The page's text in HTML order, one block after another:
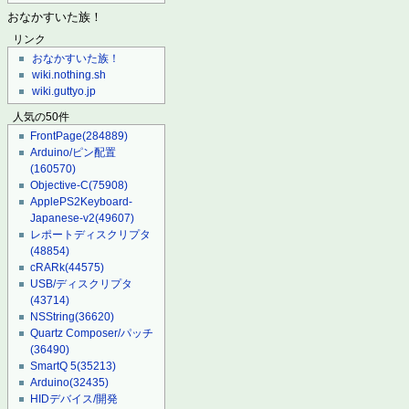
おなかすいた族！
リンク
おなかすいた族！
wiki.nothing.sh
wiki.guttyo.jp
人気の50件
FrontPage(284889)
Arduino/ピン配置
(160570)
Objective-C(75908)
ApplePS2Keyboard-
Japanese-v2(49607)
レポートディスクリプタ
(48854)
cRARk(44575)
USB/ディスクリプタ
(43714)
NSString(36620)
Quartz Composer/パッチ
(36490)
SmartQ 5(35213)
Arduino(32435)
HIDデバイス/開発